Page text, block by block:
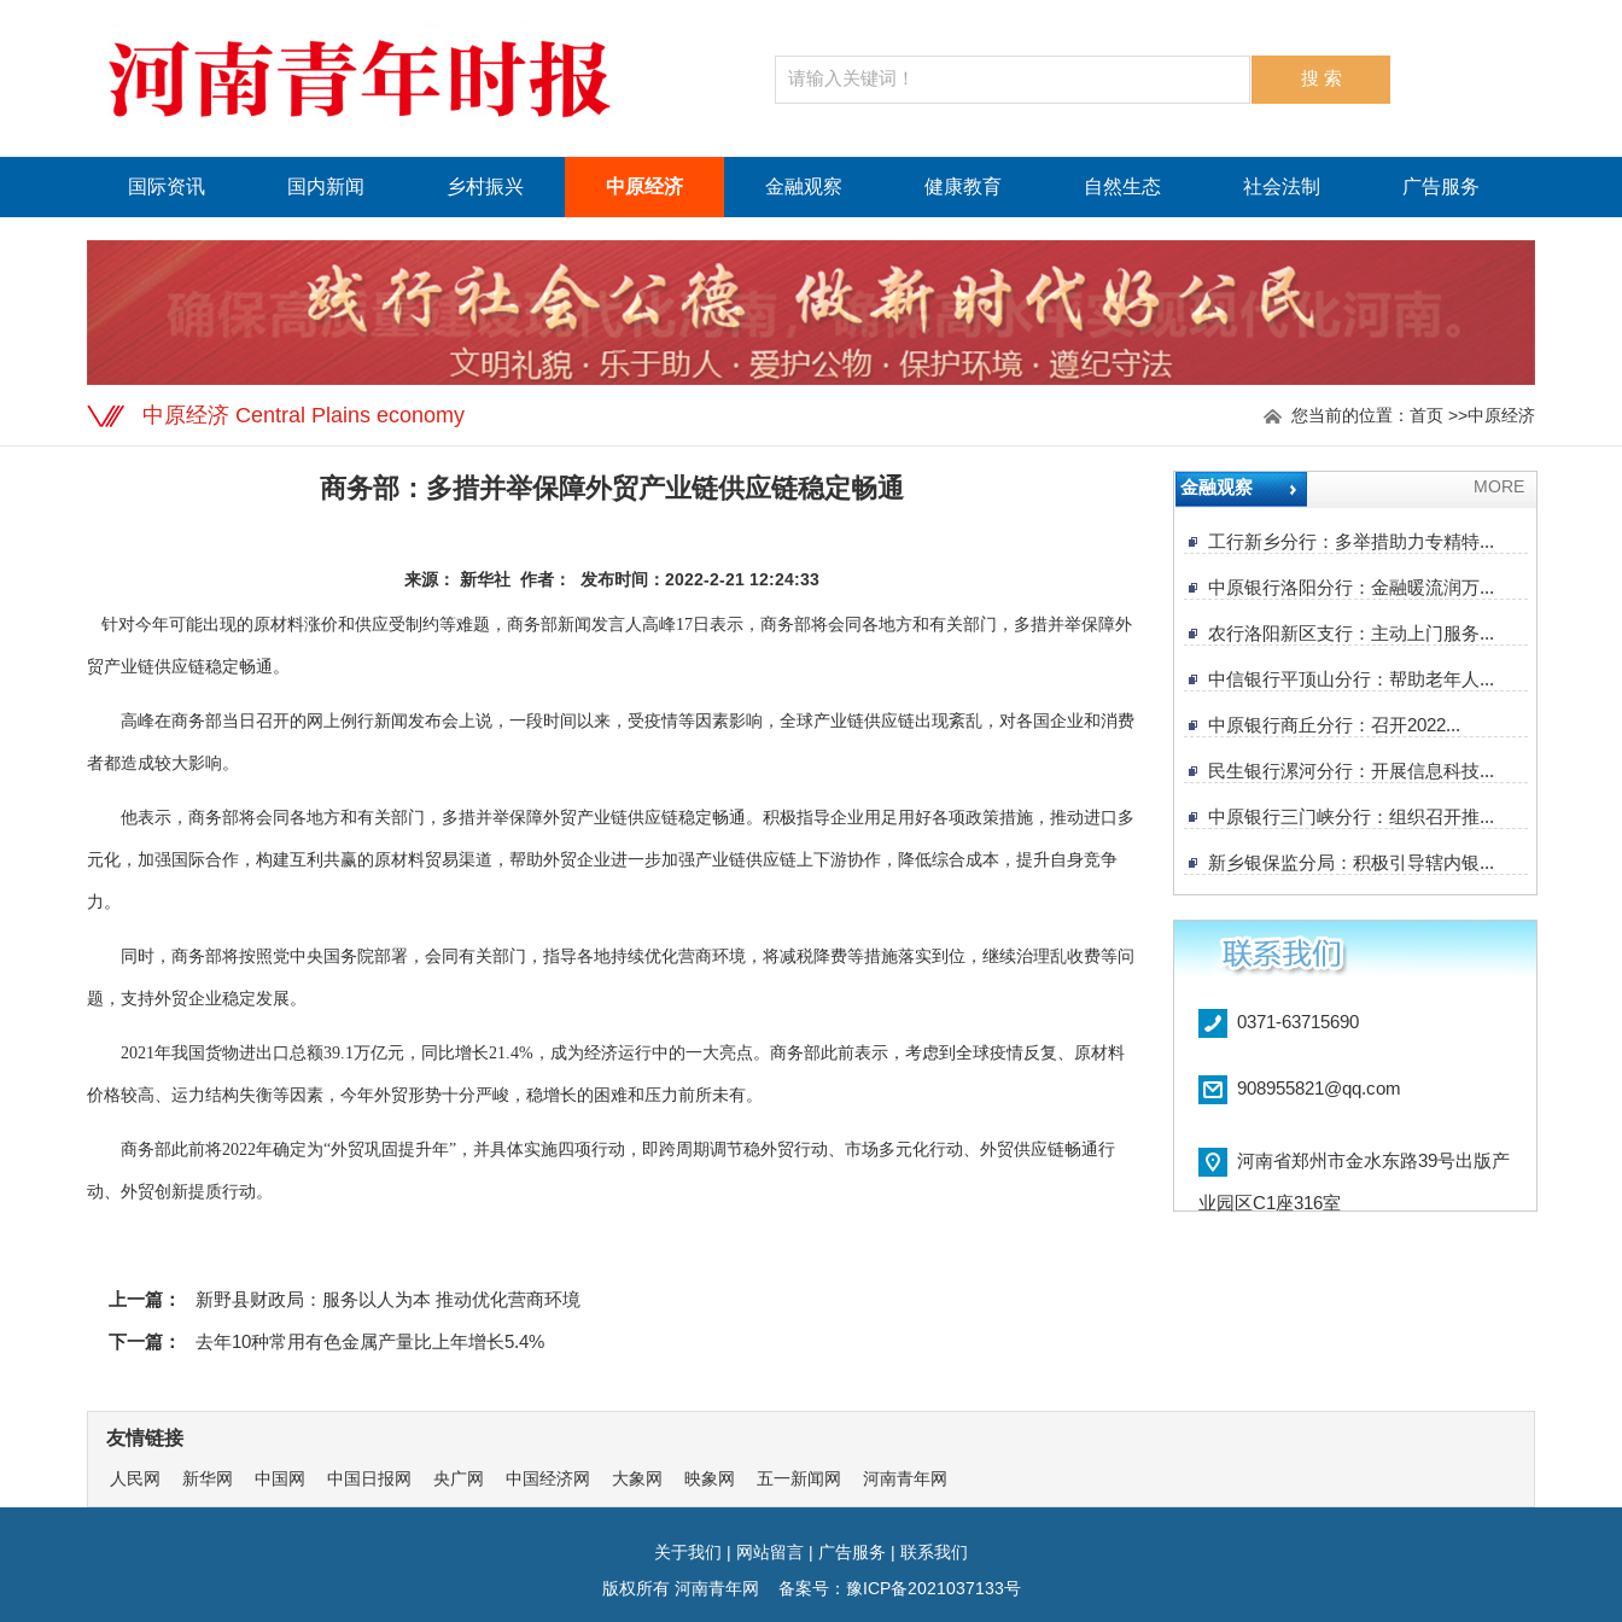
国际资讯 国内新闻 乡村振兴 中原经济 金融观察 健康教育 自然生态 社会法制 广告服务
1 2 3
中原经济 Central Plains economy 您当前的位置： 首页 >>中原经济
商务部：多措并举保障外贸产业链供应链稳定畅通
来源： 新华社 作者： 发布时间：2022-2-21 12:24:33
针对今年可能出现的原材料涨价和供应受制约等难题，商务部新闻发言人高峰17日表示，商务部将会同各地方和有关部门，多措并举保障外
贸产业链供应链稳定畅通。
高峰在商务部当日召开的网上例行新闻发布会上说，一段时间以来，受疫情等因素影响，全球产业链供应链出现紊乱，对各国企业和消费
者都造成较大影响。
他表示，商务部将会同各地方和有关部门，多措并举保障外贸产业链供应链稳定畅通。积极指导企业用足用好各项政策措施，推动进口多
元化，加强国际合作，构建互利共赢的原材料贸易渠道，帮助外贸企业进一步加强产业链供应链上下游协作，降低综合成本，提升自身竞争
力。
同时，商务部将按照党中央国务院部署，会同有关部门，指导各地持续优化营商环境，将减税降费等措施落实到位，继续治理乱收费等问
题，支持外贸企业稳定发展。
2021年我国货物进出口总额39.1万亿元，同比增长21.4%，成为经济运行中的一大亮点。商务部此前表示，考虑到全球疫情反复、原材料
价格较高、运力结构失衡等因素，今年外贸形势十分严峻，稳增长的困难和压力前所未有。
商务部此前将2022年确定为“外贸巩固提升年”，并具体实施四项行动，即跨周期调节稳外贸行动、市场多元化行动、外贸供应链畅通行
动、外贸创新提质行动。
上一篇： 新野县财政局：服务以人为本 推动优化营商环境
下一篇： 去年10种常用有色金属产量比上年增长5.4%
金融观察 MORE
工行新乡分行：多举措助力专精特...
中原银行洛阳分行：金融暖流润万...
农行洛阳新区支行：主动上门服务...
中信银行平顶山分行：帮助老年人...
中原银行商丘分行：召开2022...
民生银行漯河分行：开展信息科技...
中原银行三门峡分行：组织召开推...
新乡银保监分局：积极引导辖内银...
0371-63715690
908955821@qq.com
河南省郑州市金水东路39号出版产
业园区C1座316室
友情链接
人民网 新华网 中国网 中国日报网 央广网 中国经济网 大象网 映象网 五一新闻网 河南青年网
关于我们 | 网站留言 | 广告服务 | 联系我们
版权所有 河南青年网 备案号： 豫ICP备2021037133号